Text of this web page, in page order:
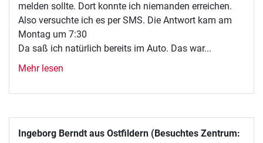
melden sollte. Dort konnte ich niemanden erreichen.
Also versuchte ich es per SMS. Die Antwort kam am
Montag um 7:30
Da saß ich natürlich bereits im Auto. Das war...
Mehr lesen
Ingeborg Berndt aus Ostfildern (Besuchtes Zentrum: